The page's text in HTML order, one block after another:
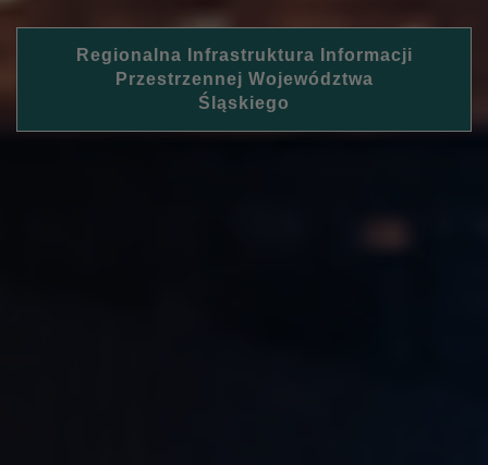
Regionalna Infrastruktura Informacji
Przestrzennej Województwa
Śląskiego